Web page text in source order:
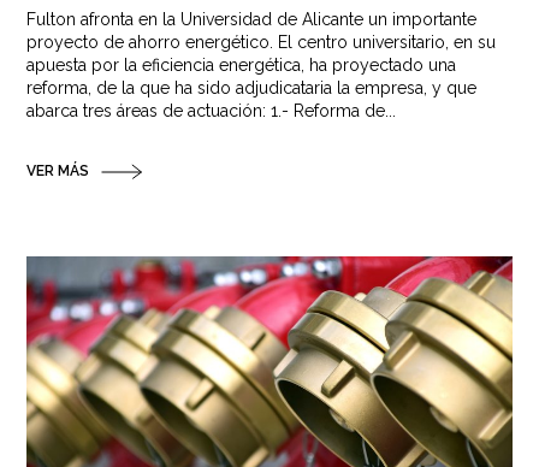
Fulton afronta en la Universidad de Alicante un importante
proyecto de ahorro energético. El centro universitario, en su
apuesta por la eficiencia energética, ha proyectado una
reforma, de la que ha sido adjudicataria la empresa, y que
abarca tres áreas de actuación: 1.- Reforma de...
VER MÁS